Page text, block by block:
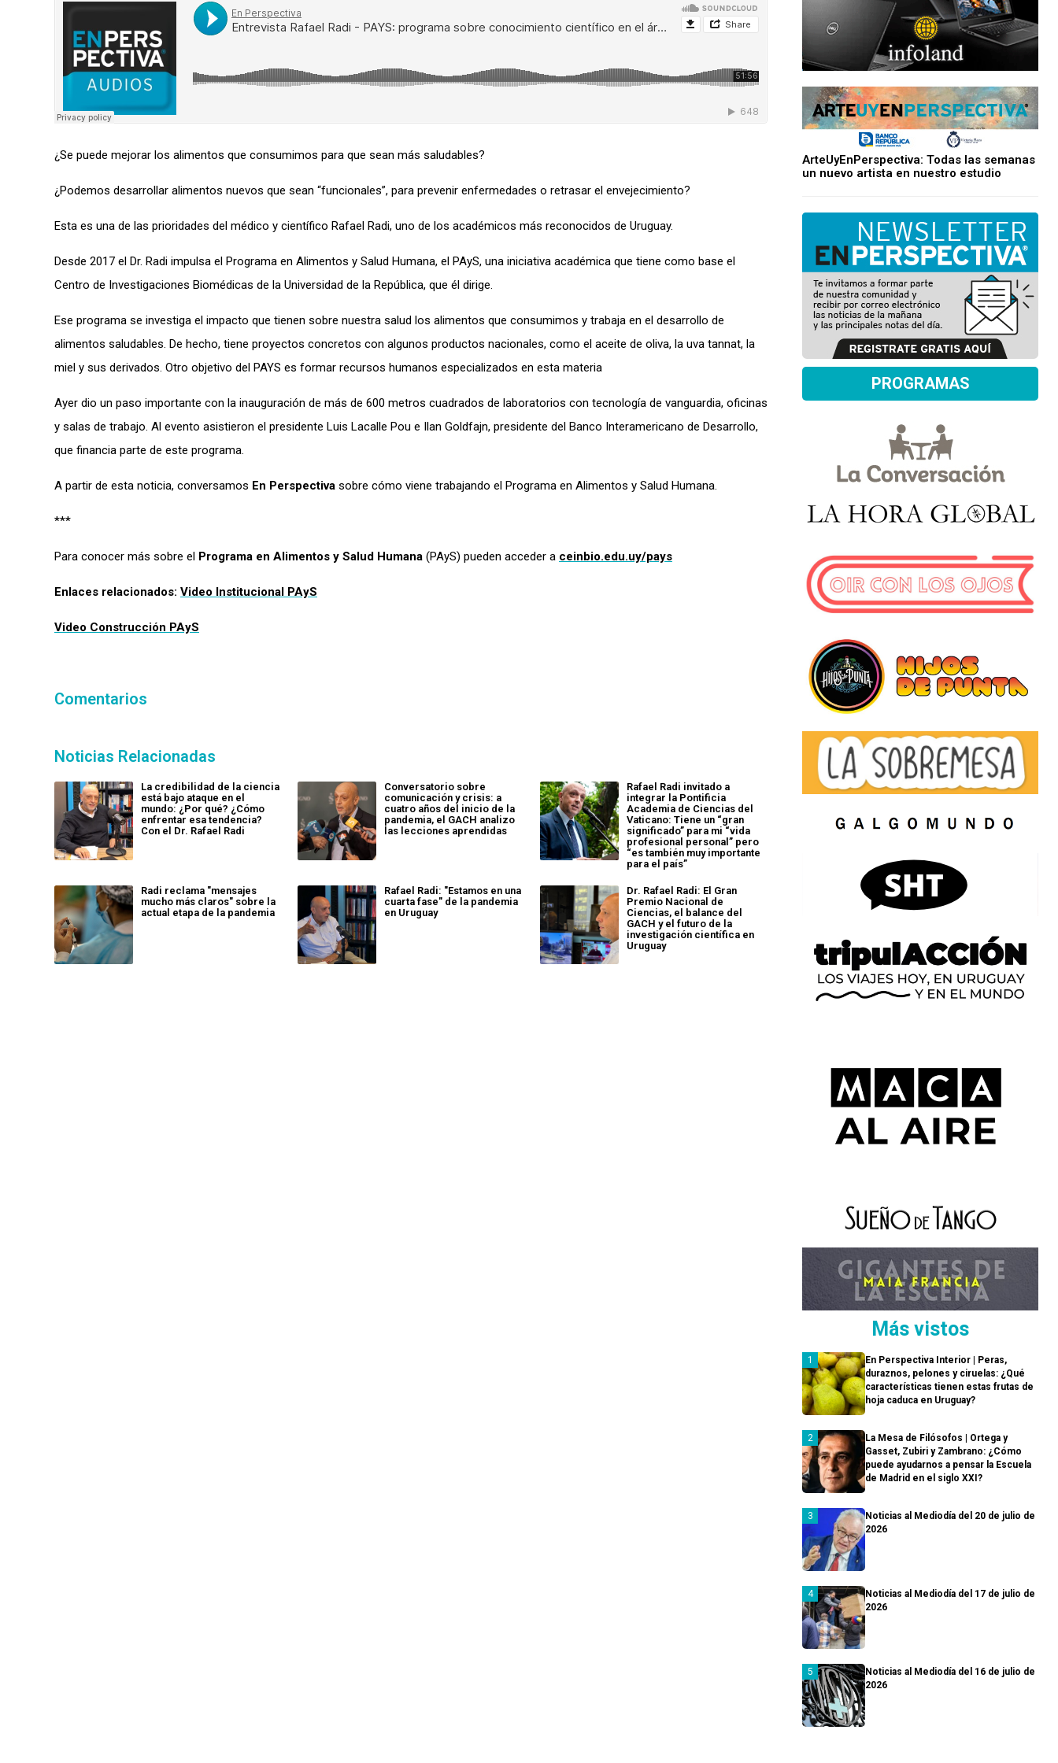
¿Se puede mejorar los alimentos que consumimos para que sean más saludables?
¿Podemos desarrollar alimentos nuevos que sean “funcionales”, para prevenir enfermedades o retrasar el envejecimiento?
Esta es una de las prioridades del médico y científico Rafael Radi, uno de los académicos más reconocidos de Uruguay.
Desde 2017 el Dr. Radi impulsa el Programa en Alimentos y Salud Humana, el PAyS, una iniciativa académica que tiene como base el
Centro de Investigaciones Biomédicas de la Universidad de la República, que él dirige.
Ese programa se investiga el impacto que tienen sobre nuestra salud los alimentos que consumimos y trabaja en el desarrollo de
alimentos saludables. De hecho, tiene proyectos concretos con algunos productos nacionales, como el aceite de oliva, la uva tannat, la
miel y sus derivados. Otro objetivo del PAYS es formar recursos humanos especializados en esta materia
Ayer dio un paso importante con la inauguración de más de 600 metros cuadrados de laboratorios con tecnología de vanguardia, oficinas
y salas de trabajo. Al evento asistieron el presidente Luis Lacalle Pou e Ilan Goldfajn, presidente del Banco Interamericano de Desarrollo,
que financia parte de este programa.
A partir de esta noticia, conversamos En Perspectiva sobre cómo viene trabajando el Programa en Alimentos y Salud Humana.
***
Para conocer más sobre el Programa en Alimentos y Salud Humana (PAyS) pueden acceder a ceinbio.edu.uy/pays
Enlaces relacionados: Video Institucional PAyS
Video Construcción PAyS
Comentarios
Noticias Relacionadas
La credibilidad de la ciencia
está bajo ataque en el
mundo: ¿Por qué? ¿Cómo
enfrentar esa tendencia?
Con el Dr. Rafael Radi
Conversatorio sobre
comunicación y crisis: a
cuatro años del inicio de la
pandemia, el GACH analizo
las lecciones aprendidas
Rafael Radi invitado a
integrar la Pontificia
Academia de Ciencias del
Vaticano: Tiene un “gran
significado” para mi “vida
profesional personal” pero
“es también muy importante
para el país”
Radi reclama "mensajes
mucho más claros" sobre la
actual etapa de la pandemia
Rafael Radi: "Estamos en una
cuarta fase" de la pandemia
en Uruguay
Dr. Rafael Radi: El Gran
Premio Nacional de
Ciencias, el balance del
GACH y el futuro de la
investigación científica en
Uruguay
ArteUyEnPerspectiva: Todas las semanas
un nuevo artista en nuestro estudio
PROGRAMAS
Más vistos
En Perspectiva Interior | Peras,
duraznos, pelones y ciruelas: ¿Qué
características tienen estas frutas de
hoja caduca en Uruguay?
La Mesa de Filósofos | Ortega y
Gasset, Zubiri y Zambrano: ¿Cómo
puede ayudarnos a pensar la Escuela
de Madrid en el siglo XXI?
Noticias al Mediodía del 20 de julio de
2026
Noticias al Mediodía del 17 de julio de
2026
Noticias al Mediodía del 16 de julio de
2026